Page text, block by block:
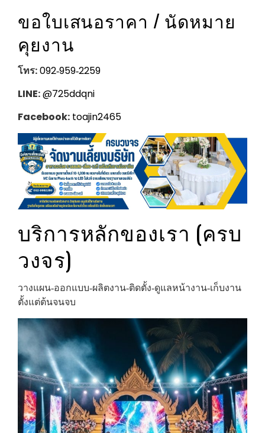
ขอใบเสนอราคา / นัดหมาย
คุยงาน
โทร:092‑959‑2259
LINE:@725ddqni
Facebook: toajin2465
บริการหลักของเรา (ครบ
วงจร)
วางแผน‑ออกแบบ‑ผลิตงาน‑ติดตั้ง‑ดูแลหน้างาน‑เก็บงาน
ตั้งแต่ต้นจนจบ